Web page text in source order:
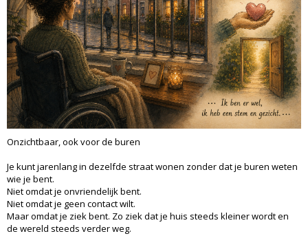
Onzichtbaar, ook voor de buren
Je kunt jarenlang in dezelfde straat wonen zonder dat je buren weten
wie je bent.
Niet omdat je onvriendelijk bent.
Niet omdat je geen contact wilt.
Maar omdat je ziek bent. Zo ziek dat je huis steeds kleiner wordt en
de wereld steeds verder weg.